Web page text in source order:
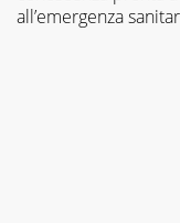
specializzata
all’emergenza